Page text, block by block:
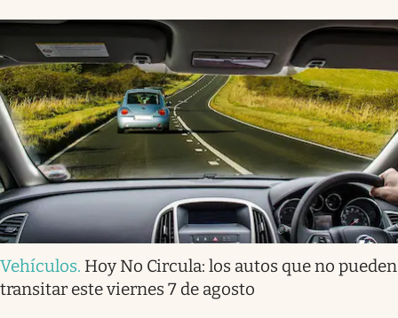
Vehículos. Hoy No Circula: los autos que no pueden
transitar este viernes 7 de agosto